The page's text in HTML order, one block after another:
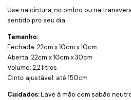
Use na cintura, no ombro ou na
sentido pro seu dia.
Tamanho:
Fechada: 22cm x 10cm x 10cm
Aberta: 22cm x 10cm x 30cm
Volume: 2,2 litros
Cinto ajustável: até 150cm
Cuidados:Lave à mão com sabão